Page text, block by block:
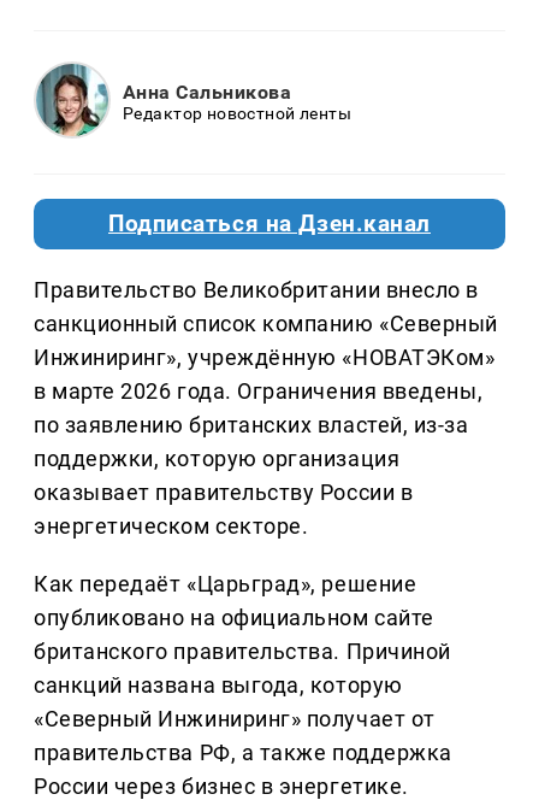
Анна Сальникова
Редактор новостной ленты
Подписаться на Дзен.канал
Правительство Великобритании внесло в
санкционный список компанию «Северный
Инжиниринг», учреждённую «НОВАТЭКом»
в марте 2026 года. Ограничения введены,
по заявлению британских властей, из-за
поддержки, которую организация
оказывает правительству России в
энергетическом секторе.
Как передаёт «Царьград», решение
опубликовано на официальном сайте
британского правительства. Причиной
санкций названа выгода, которую
«Северный Инжиниринг» получает от
правительства РФ, а также поддержка
России через бизнес в энергетике.